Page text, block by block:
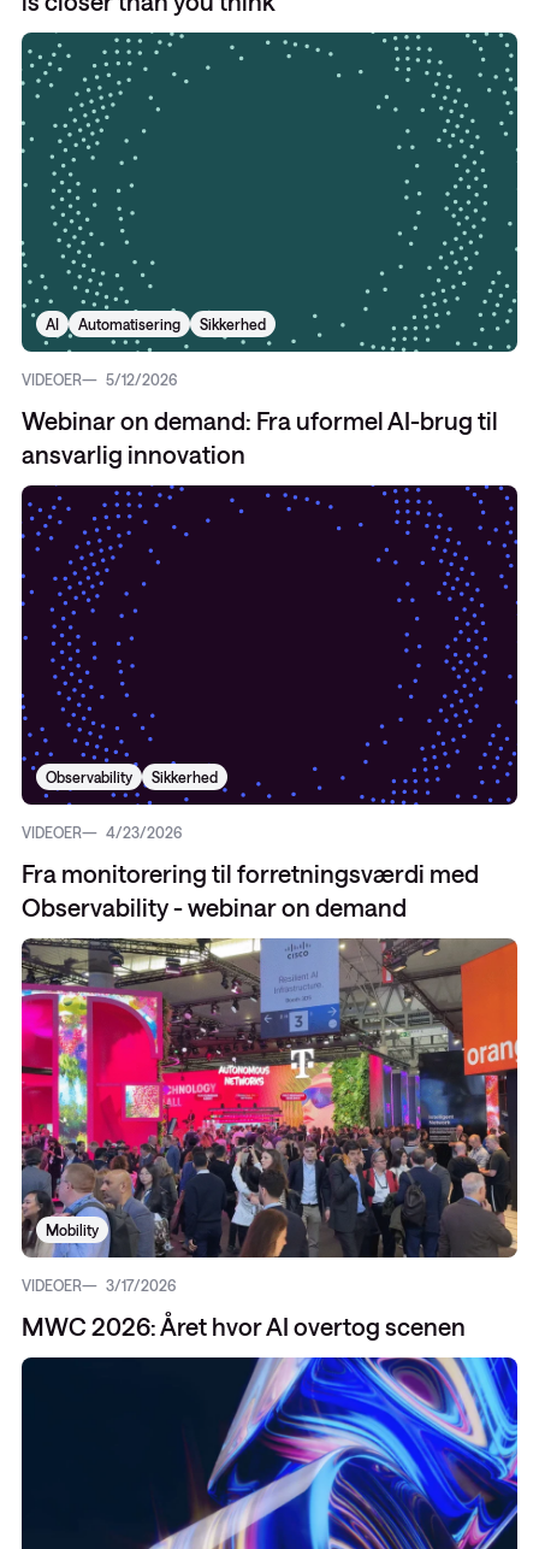
AI Automatisering Sikkerhed
VIDEOER 5/12/2026
Webinar on demand: Fra uformel AI-brug til
ansvarlig innovation
Observability Sikkerhed
VIDEOER 4/23/2026
Fra monitorering til forretningsværdi med
Observability - webinar on demand
Mobility
VIDEOER 3/17/2026
MWC 2026: Året hvor AI overtog scenen